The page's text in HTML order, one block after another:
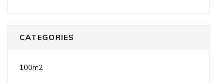
CATEGORIES
100m2